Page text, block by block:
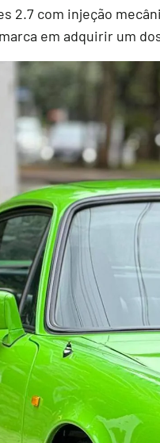
2.7 com injeção
em adquirir um